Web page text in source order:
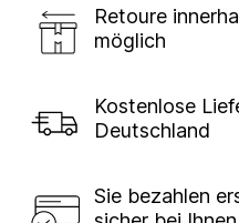
Retoure
möglich
Kostenlose
Deutschland
Sie bezahlen